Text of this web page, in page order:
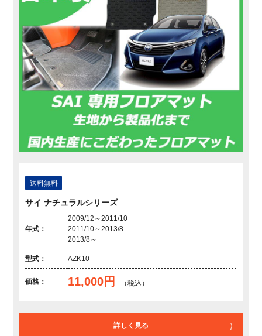
送料無料
サイ ナチュラルシリーズ
年式：
2009/12～2011/10
2011/10～2013/8
2013/8～
型式： AZK10
価格： 11,000円 （税込）
詳しく見る